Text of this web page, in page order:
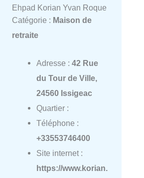
Ehpad Korian Yvan Roque
Catégorie : Maison de
retraite
Adresse : 42 Rue
du Tour de Ville,
24560 Issigeac
Quartier :
Téléphone :
+33553746400
Site internet :
https://www.korian.